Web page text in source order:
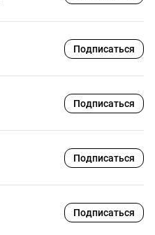
Подписаться
Подписаться
Подписаться
Подписаться